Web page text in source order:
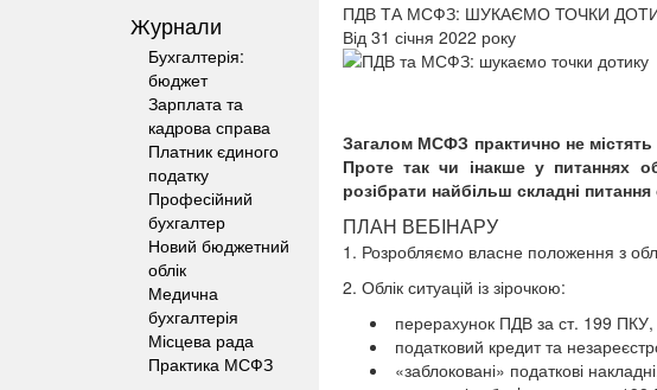
Журнали
Бухгалтерія:
бюджет
Зарплата та
кадрова справа
Платник єдиного
податку
Професійний
бухгалтер
Новий бюджетний
облік
Медична
бухгалтерія
Місцева рада
Практика МСФЗ
ПДВ ТА МСФЗ: ШУКАЄМО ТОЧКИ
Від 31 січня 2022 року
Загалом МСФЗ практично не містять
Проте так чи інакше у питаннях
розібрати найбільш складні
ПЛАН ВЕБIНАРУ
1. Розробляємо власне положення з
2. Облік ситуацій із зірочкою:
перерахунок ПДВ за ст. 199 ПКУ,
податковий кредит та
«заблоковані» податкові